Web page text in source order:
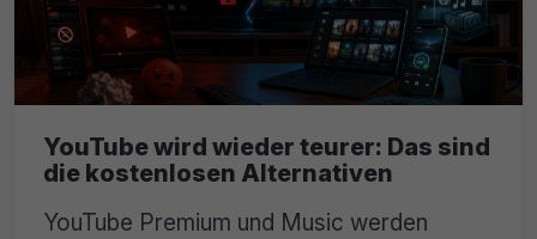
YouTube wird wieder teurer: Das sind
die kostenlosen Alternativen
YouTube Premium und Music werden